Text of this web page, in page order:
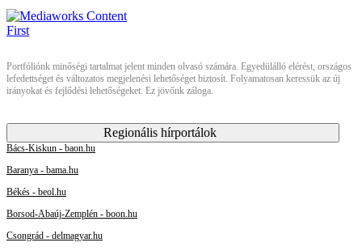
Portfóliónk minőségi tartalmat jelent minden olvasó számára. Egyedülálló elérést, országos
lefedettséget és változatos megjelenési lehetőséget biztosít. Folyamatosan keressük az új
irányokat és fejlődési lehetőségeket. Ez jövőnk záloga.
Regionális hírportálok
Bács-Kiskun - baon.hu
Baranya - bama.hu
Békés - beol.hu
Borsod-Abaúj-Zemplén - boon.hu
Csongrád - delmagyar.hu